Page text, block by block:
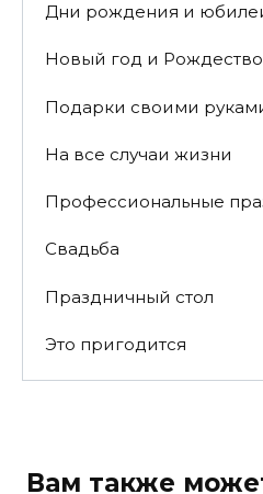
Дни рождения и
Новый год и Рождество
Подарки своими
На все случаи жизни
Профессиональные
Свадьба
Праздничный стол
Это пригодится
Вам также